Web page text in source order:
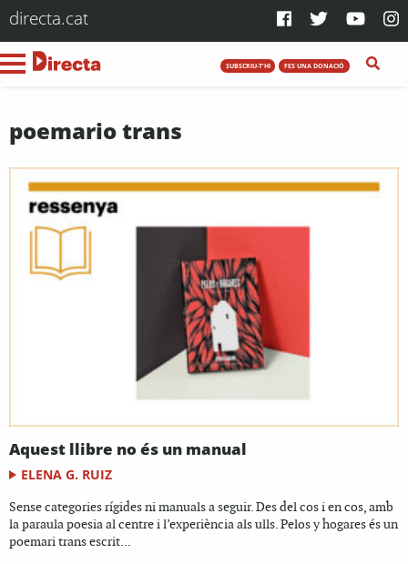
directa.cat
SUBSCRIU-T'HI FES UNA DONACIÓ
poemario trans
Aquest llibre no és un manual
ELENA G. RUIZ
Sense categories rígides ni manuals a seguir. Des del cos i en cos, amb
la paraula poesia al centre i l’experiència als ulls. Pelos y hogares és un
poemari trans escrit...